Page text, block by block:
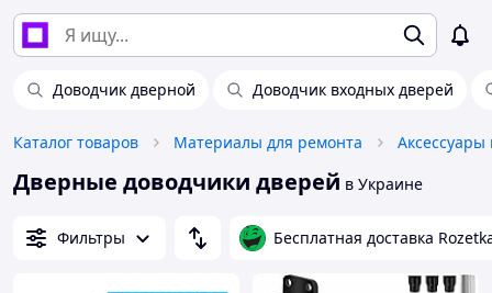
Доводчик дверной Доводчик входных дверей
Каталог товаров Материалы для ремонта
Дверные доводчики дверей в Украине
Фильтры Бесплатная доставка